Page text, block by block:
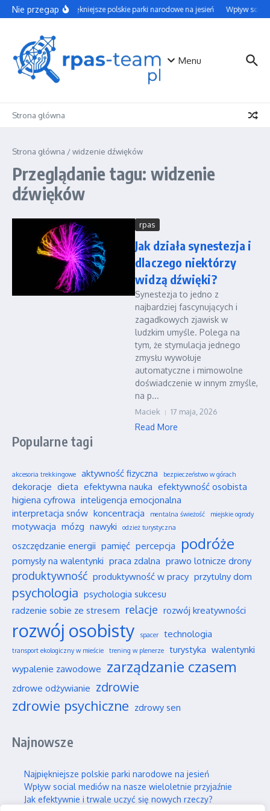
Przejdź do treści
Nie przegapNajpiękniejsze polskie parki narodowe na jesień Wpływ
Menu
Strona główna
Strona główna /widzenie dźwięków
Przeglądanie tagu: widzenie
dźwięków
rpas
Jak działa synestezja i
dlaczego niektórzy
widzą dźwięki?
Synestezja to jedno z
najbardziej fascynujących i
zagadkowych zjawisk w
ludzkim umyśle. Polega na
tym, że stymulacja jednego
zmysłu wywołuje
automatyczne i mimowolne
doświadczenie w innym zmyśle,
na p...
Maciek 17 maja, 2026
Read More
Popularne tagi
akcesoria trekkingowe aktywność fizyczna bezpieczeństwo w górach
dekoracje dieta efektywna nauka efektywność osobista
higiena cyfrowa inteligencja emocjonalna
interpretacja snów koncentracja mentalna świeżość miejskie ogrody
motywacja mózg nawyki odzież turystyczna
oszczędzanie energii pamięć percepcja podróże
pomysły na walentynki praca zdalna prawo lotnicze drony
produktywność produktywność w pracy przytulny dom
psychologia psychologia sukcesu
radzenie sobie ze stresem relacje rozwój kreatywności
rozwój osobisty spacer technologia
transport ekologiczny w mieście trening w plenerze turystyka walentynki
wypalenie zawodowe zarządzanie czasem
zdrowe odżywianie zdrowie
zdrowie psychiczne zdrowy sen
Najnowsze
Najpiękniejsze polskie parki narodowe na jesień
Wpływ social mediów na nasze wieloletnie przyjaźnie
Jak efektywnie i trwale uczyć się nowych rzeczy?